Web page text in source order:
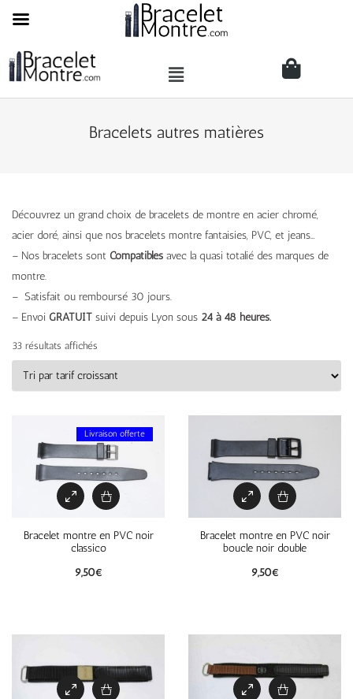
Bracelets autres matières
Découvrez un grand choix de bracelets de montre en acier chromé,
acier doré, ainsi que nos bracelets montre fantaisies, PVC, et jeans…
– Nos bracelets sont Compatibles avec la quasi totalié des marques de
montre.
– Satisfait ou remboursé 30 jours.
– Envoi GRATUIT suivi depuis Lyon sous 24 à 48 heures.
33 résultats affichés
Livraison offerte
Bracelet montre en PVC noir
classico
9,50€
Bracelet montre en PVC noir
boucle noir double
9,50€